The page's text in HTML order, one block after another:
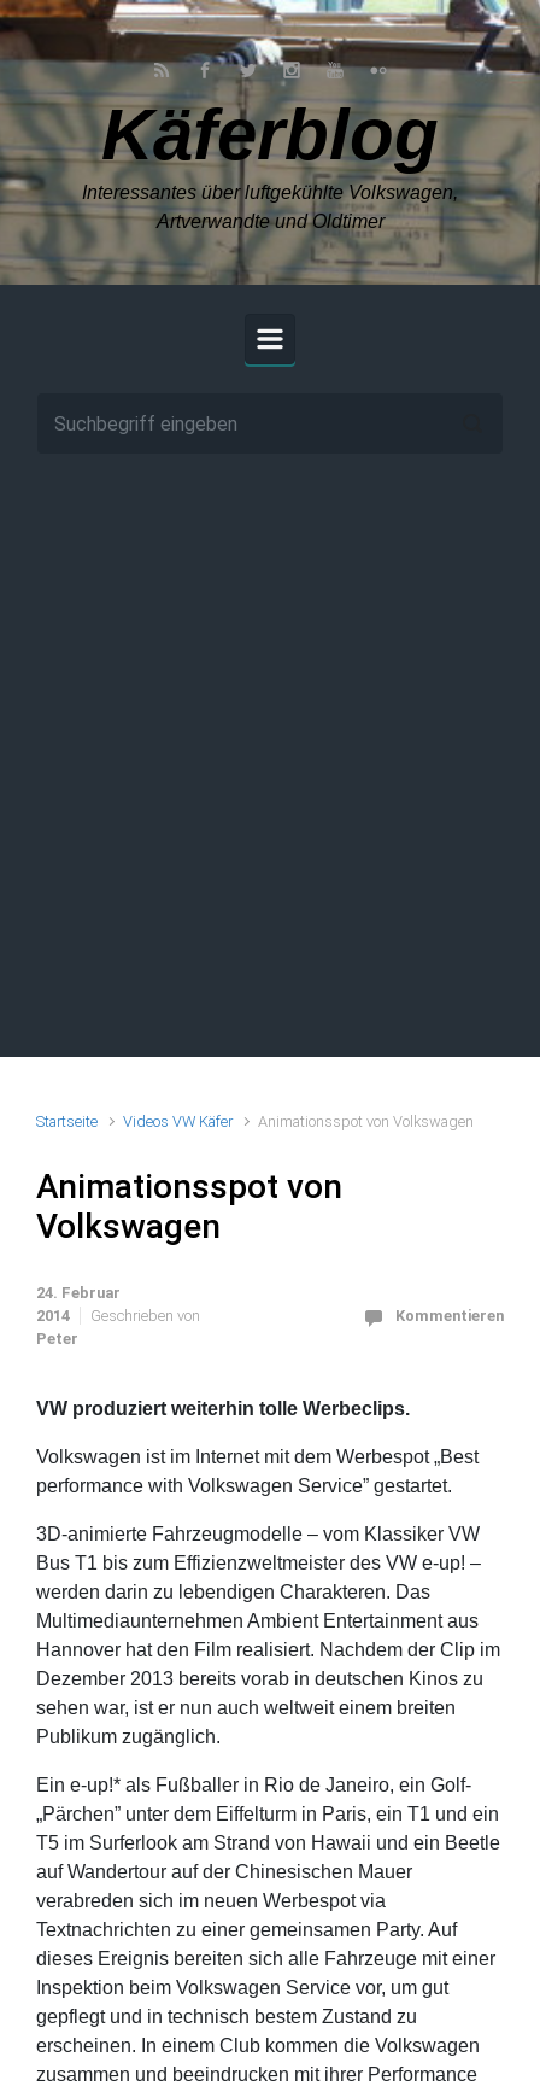
Zum Hauptinhalt springen
Käferblog
Interessantes über luftgekühlte Volkswagen,
Artverwandte und Oldtimer
Startseite Videos VW Käfer Animationsspot von Volkswagen
Animationsspot von
Volkswagen
24. Februar
2014
Geschrieben von
Peter
Kommentieren
VW produziert weiterhin tolle Werbeclips.
Volkswagen ist im Internet mit dem Werbespot „Best
performance with Volkswagen Service” gestartet.
3D-animierte Fahrzeugmodelle – vom Klassiker VW
Bus T1 bis zum Effizienzweltmeister des VW e-up! –
werden darin zu lebendigen Charakteren. Das
Multimediaunternehmen Ambient Entertainment aus
Hannover hat den Film realisiert. Nachdem der Clip im
Dezember 2013 bereits vorab in deutschen Kinos zu
sehen war, ist er nun auch weltweit einem breiten
Publikum zugänglich.
Ein e-up!* als Fußballer in Rio de Janeiro, ein Golf-
„Pärchen” unter dem Eiffelturm in Paris, ein T1 und ein
T5 im Surferlook am Strand von Hawaii und ein Beetle
auf Wandertour auf der Chinesischen Mauer
verabreden sich im neuen Werbespot via
Textnachrichten zu einer gemeinsamen Party. Auf
dieses Ereignis bereiten sich alle Fahrzeuge mit einer
Inspektion beim Volkswagen Service vor, um gut
gepflegt und in technisch bestem Zustand zu
erscheinen. In einem Club kommen die Volkswagen
zusammen und beeindrucken mit ihrer Performance